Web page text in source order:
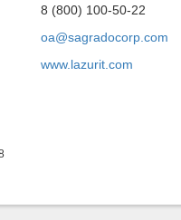
8 (800) 100-50-22
oa@sagradocorp.com
www.lazurit.com